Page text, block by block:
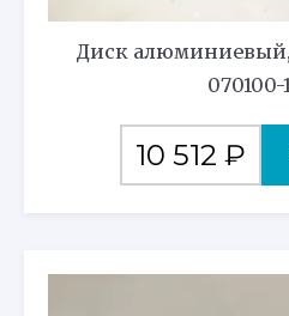
Диск
070100-
10 512 ₽